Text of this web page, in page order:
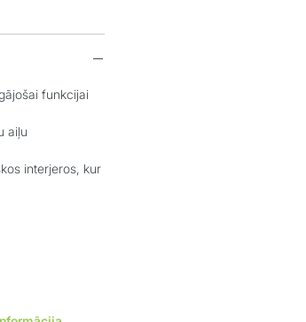
funkcijai
aiļu
interjeros, kur